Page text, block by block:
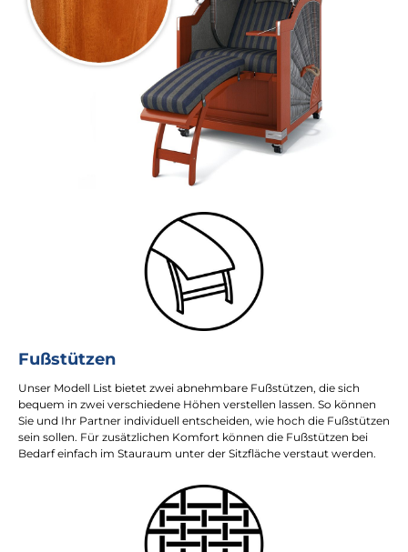
Fußstützen
Unser Modell List bietet zwei abnehmbare Fußstützen, die sich
bequem in zwei verschiedene Höhen verstellen lassen. So können
Sie und Ihr Partner individuell entscheiden, wie hoch die Fußstützen
sein sollen. Für zusätzlichen Komfort können die Fußstützen bei
Bedarf einfach im Stauraum unter der Sitzfläche verstaut werden.